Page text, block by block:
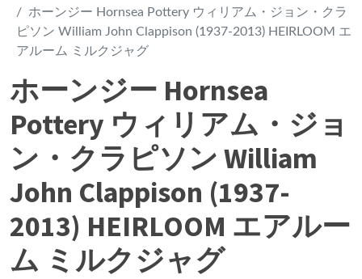
ホーンジー Hornsea Pottery ウィリアム・ジョン・クラ
ピソン William John Clappison (1937-2013) HEIRLOOM エ
アルーム ミルクジャグ
ホーンジー Hornsea
Pottery ウィリアム・ジョ
ン・クラピソン William
John Clappison (1937-
2013) HEIRLOOM エアルー
ム ミルクジャグ